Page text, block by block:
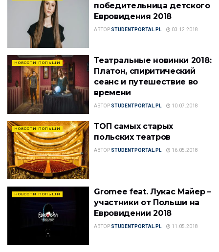
победительница детского
Евровидения 2018
АВТОР STUDENTPORTAL.PL 03.12.2018
НОВОСТИ ПОЛЬШИ
Театральные новинки 2018:
Платон, спиритический
сеанс и путешествие во
времени
АВТОР STUDENTPORTAL.PL 10.07.2018
НОВОСТИ ПОЛЬШИ
ТОП самых старых
польских театров
АВТОР STUDENTPORTAL.PL 16.05.2018
НОВОСТИ ПОЛЬШИ
Gromee feat. Лукас Майер –
участники от Польши на
Евровидении 2018
АВТОР STUDENTPORTAL.PL 11.05.2018